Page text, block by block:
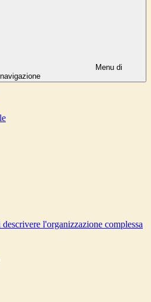
Menu di
navigazione
l'organizzazione complessa